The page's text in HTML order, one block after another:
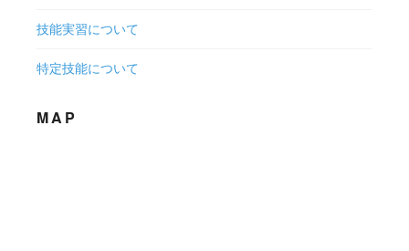
技能実習について
特定技能について
MAP